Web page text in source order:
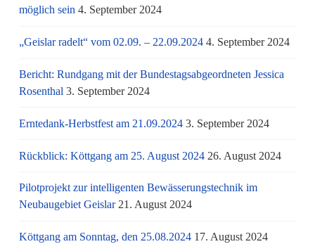
möglich sein 4. September 2024
„Geislar radelt“ vom 02.09. – 22.09.2024 4. September 2024
Bericht: Rundgang mit der Bundestagsabgeordneten Jessica
Rosenthal 3. September 2024
Erntedank-Herbstfest am 21.09.2024 3. September 2024
Rückblick: Köttgang am 25. August 2024 26. August 2024
Pilotprojekt zur intelligenten Bewässerungstechnik im
Neubaugebiet Geislar 21. August 2024
Köttgang am Sonntag, den 25.08.2024 17. August 2024